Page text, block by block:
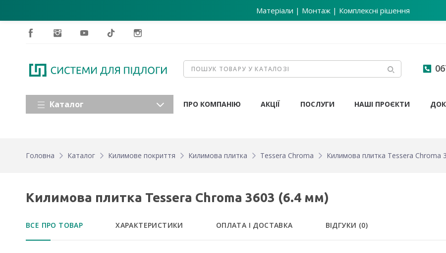
Матеріали | Монтаж | Комплексні рішення
Каталог ПРО КОМПАНІЮ АКЦІЇ ПОСЛУГИ НАШІ ПРОЄКТИ
Головна Каталог Килимове покриття Килимова плитка Tessera Chroma Килимова плитка Tessera Chroma
Килимова плитка Tessera Chroma 3603 (6.4 мм)
ВСЕ ПРО ТОВАР ХАРАКТЕРИСТИКИ ОПЛАТА І ДОСТАВКА ВІДГУКИ (0)